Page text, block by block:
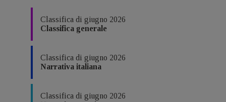
Classifica di giugno 2026
Classifica generale
Classifica di giugno 2026
Narrativa italiana
Classifica di giugno 2026